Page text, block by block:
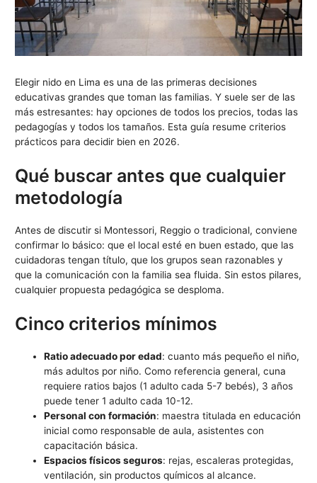
Elegir nido en Lima es una de las primeras decisiones
educativas grandes que toman las familias. Y suele ser de las
más estresantes: hay opciones de todos los precios, todas las
pedagogías y todos los tamaños. Esta guía resume criterios
prácticos para decidir bien en 2026.
Qué buscar antes que cualquier
metodología
Antes de discutir si Montessori, Reggio o tradicional, conviene
confirmar lo básico: que el local esté en buen estado, que las
cuidadoras tengan título, que los grupos sean razonables y
que la comunicación con la familia sea fluida. Sin estos pilares,
cualquier propuesta pedagógica se desploma.
Cinco criterios mínimos
Ratio adecuado por edad: cuanto más pequeño el niño,
más adultos por niño. Como referencia general, cuna
requiere ratios bajos (1 adulto cada 5-7 bebés), 3 años
puede tener 1 adulto cada 10-12.
Personal con formación: maestra titulada en educación
inicial como responsable de aula, asistentes con
capacitación básica.
Espacios físicos seguros: rejas, escaleras protegidas,
ventilación, sin productos químicos al alcance.